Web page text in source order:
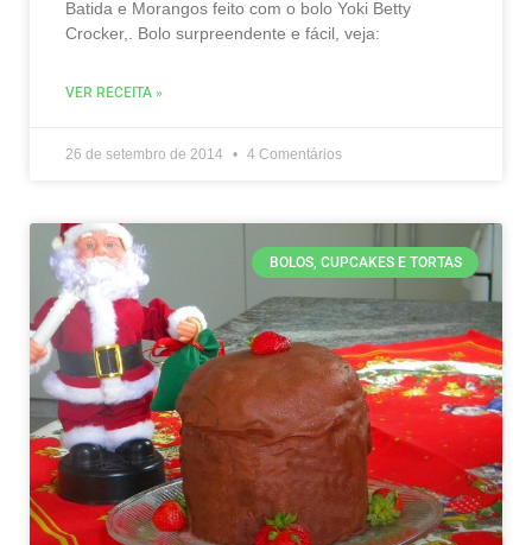
Batida e Morangos feito com o bolo Yoki Betty
Crocker,. Bolo surpreendente e fácil, veja:
VER RECEITA »
26 de setembro de 2014 4 Comentários
BOLOS, CUPCAKES E TORTAS